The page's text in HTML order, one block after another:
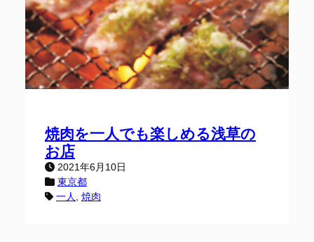
焼肉を一人でも楽しめる浅草の
お店
2021年6月10日
東京都
一人
焼肉